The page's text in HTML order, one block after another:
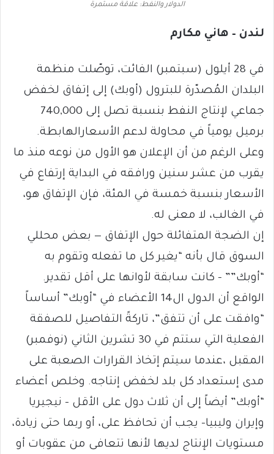
الدولار والنفط: علاقة مستمرة
لندن – هاني مكارم
في 28 أيلول (سبتمبر) الفائت، توصّلت منظمة
البلدان المُصدّرة للبترول (أوبك) إلى إتفاق لخفض
جماعي لإنتاج النفط بنسبة تصل إلى 740,000
برميل يومياً في محاولة لدعم الأسعارالهابطة.
وعلى الرغم من أن الإعلان هو الأول من نوعه منذ ما
يقرب من عشر سنين ورافقه في البداية إرتفاع في
الأسعار بنسبة خمسة في المئة، فإن الإتفاق هو،
في الغالب، لا معنى له.
إن الضجة المتفائلة حول الإتفاق — بعض محللي
السوق قال بأنه “يغير كل ما تفعله وتقوم به
“أوبك”” – كانت سابقة لأوانها على أقل تقدير.
الواقع أن الدول ال14 الأعضاء في “أوبك” أساساً
“وافقت على أن تتفق”، تاركةً التفاصيل للصفقة
الفعلية التي ستتم في 30 تشرين الثاني (نوفمبر)
المقبل ،عندما سيتم إتخاذ القرارات الصعبة على
مدى إستعداد كل بلد لخفض إنتاجه. وخلص أعضاء
“أوبك” أيضاً إلى أن ثلاث دول على الأقل – نيجيريا
وإيران وليبيا- يجب أن تحافظ على، أو ربما حتى زيادة،
مستويات الإنتاج لديها لأنها تتعافى من عقوبات أو